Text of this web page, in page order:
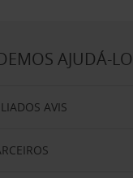
AJUDÁ-
AVIS